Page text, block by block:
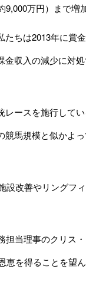
万円）まで増
ちは2013年に賞
収入の減少に対
ースを施行して
馬規模と似かよ
改善やリングフ
当理事のクリス
を得ることを望ん